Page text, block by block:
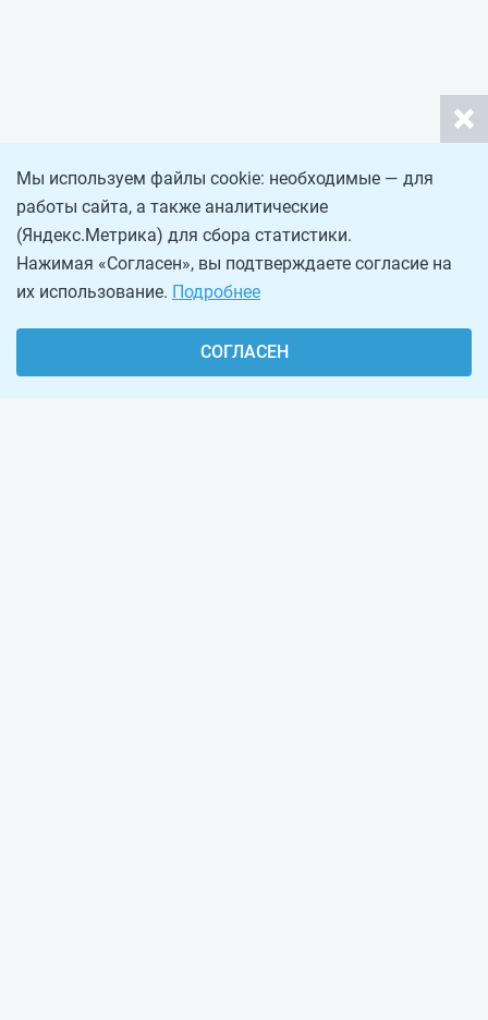
Мы используем файлы cookie: необходимые — для
работы сайта, а также аналитические
(Яндекс.Метрика) для сбора статистики.
Нажимая «Согласен», вы подтверждаете согласие на
их использование. Подробнее
СОГЛАСЕН